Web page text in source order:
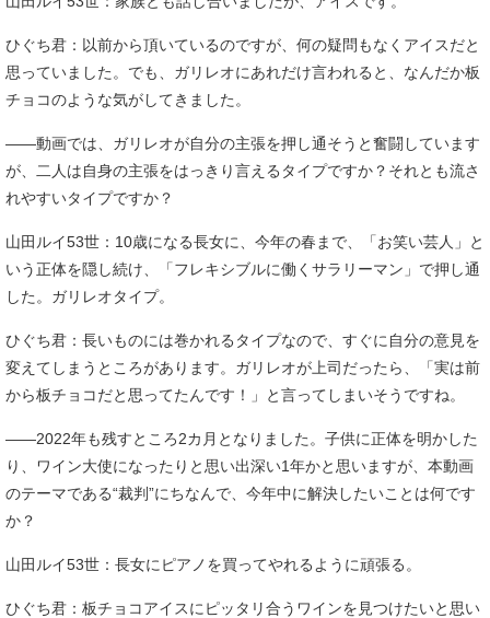
ひぐち君：以前から頂いているのですが、何の疑問もなくアイスだと
思っていました。でも、ガリレオにあれだけ言われると、なんだか板
チョコのような気がしてきました。
――動画では、ガリレオが自分の主張を押し通そうと奮闘しています
が、二人は自身の主張をはっきり言えるタイプですか？それとも流さ
れやすいタイプですか？
山田ルイ53世：10歳になる長女に、今年の春まで、「お笑い芸人」と
いう正体を隠し続け、「フレキシブルに働くサラリーマン」で押し通
した。ガリレオタイプ。
ひぐち君：長いものには巻かれるタイプなので、すぐに自分の意見を
変えてしまうところがあります。ガリレオが上司だったら、「実は前
から板チョコだと思ってたんです！」と言ってしまいそうですね。
――2022年も残すところ2カ月となりました。子供に正体を明かした
り、ワイン大使になったりと思い出深い1年かと思いますが、本動画
のテーマである“裁判”にちなんで、今年中に解決したいことは何です
か？
山田ルイ53世：長女にピアノを買ってやれるように頑張る。
ひぐち君：板チョコアイスにピッタリ合うワインを見つけたいと思い